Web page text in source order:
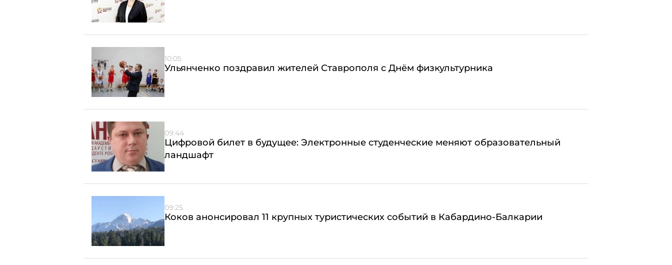
10:05
Ульянченко поздравил жителей Ставрополя с Днём физкультурника
09:44
Цифровой билет в будущее: Электронные студенческие меняют образовательный
ландшафт
09:25
Коков анонсировал 11 крупных туристических событий в Кабардино-Балкарии